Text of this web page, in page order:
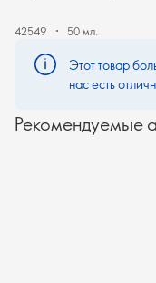
42549 50 мл.
Этот товар
нас есть
Рекомендуемые